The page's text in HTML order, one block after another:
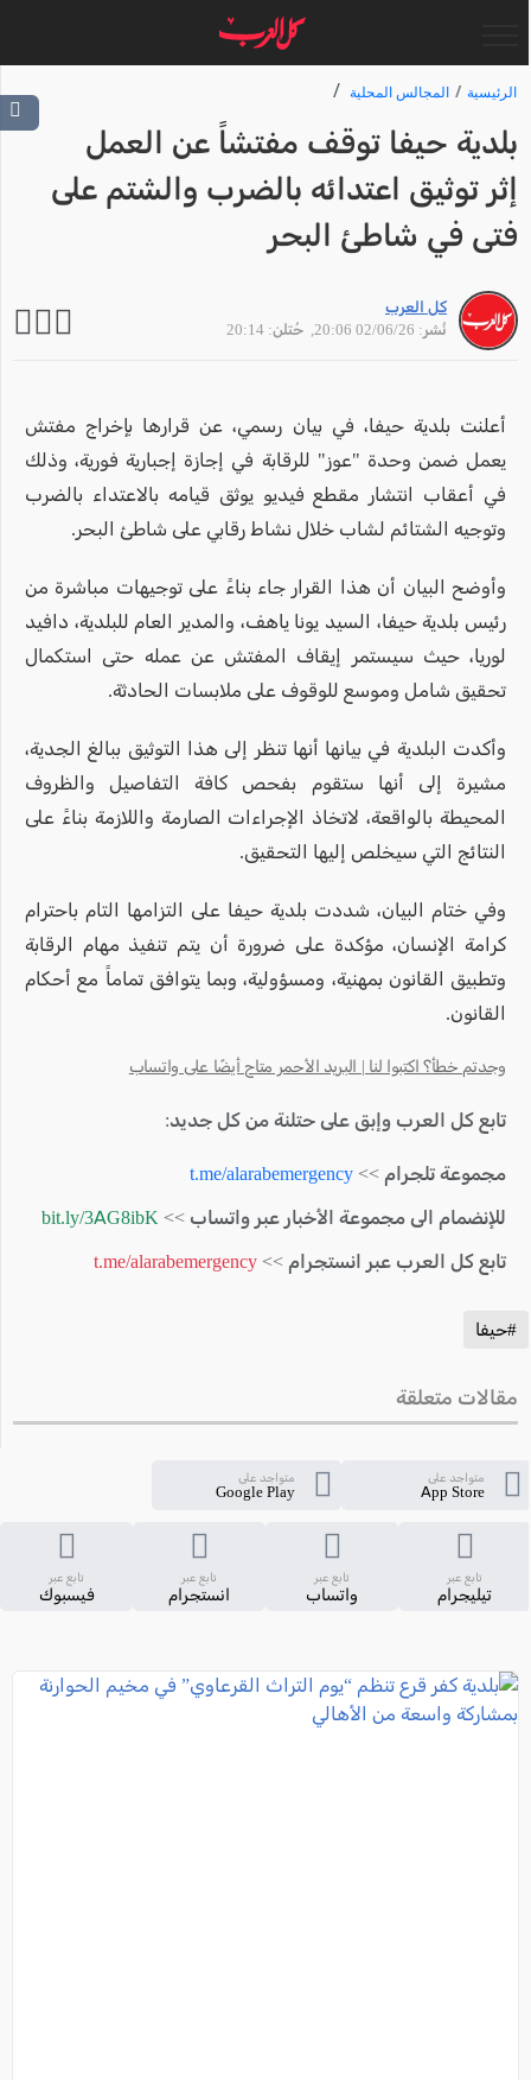
الرئيسية المجالس المحلية
بلدية حيفا توقف مفتشاً عن العمل
إثر توثيق اعتدائه بالضرب والشتم على
فتى في شاطئ البحر
كل العرب
نُشر: 02/06/26 20:06
, حُتلن: 20:14
أعلنت بلدية حيفا، في بيان رسمي، عن قرارها بإخراج مفتش
يعمل ضمن وحدة "عوز" للرقابة في إجازة إجبارية فورية، وذلك
في أعقاب انتشار مقطع فيديو يوثق قيامه بالاعتداء بالضرب
وتوجيه الشتائم لشاب خلال نشاط رقابي على شاطئ البحر.
وأوضح البيان أن هذا القرار جاء بناءً على توجيهات مباشرة من
رئيس بلدية حيفا، السيد يونا ياهف، والمدير العام للبلدية، دافيد
لوريا، حيث سيستمر إيقاف المفتش عن عمله حتى استكمال
تحقيق شامل وموسع للوقوف على ملابسات الحادثة.
وأكدت البلدية في بيانها أنها تنظر إلى هذا التوثيق ببالغ الجدية،
مشيرة إلى أنها ستقوم بفحص كافة التفاصيل والظروف
المحيطة بالواقعة، لاتخاذ الإجراءات الصارمة واللازمة بناءً على
النتائج التي سيخلص إليها التحقيق.
وفي ختام البيان، شددت بلدية حيفا على التزامها التام باحترام
كرامة الإنسان، مؤكدة على ضرورة أن يتم تنفيذ مهام الرقابة
وتطبيق القانون بمهنية، ومسؤولية، وبما يتوافق تماماً مع أحكام
القانون.
وجدتم خطأ؟ اكتبوا لنا | البريد الأحمر متاح أيضًا على واتساب
تابع كل العرب وإبق على حتلنة من كل جديد:
مجموعة تلجرام >> t.me/alarabemergency
للإنضمام الى مجموعة الأخبار عبر واتساب >> bit.ly/3AG8ibK
تابع كل العرب عبر انستجرام >> t.me/alarabemergency
#حيفا
مقالات متعلقة
متواجد على
App Store
متواجد على
Google Play
تابع عبر
تيليجرام
تابع عبر
واتساب
تابع عبر
انستجرام
تابع عبر
فيسبوك